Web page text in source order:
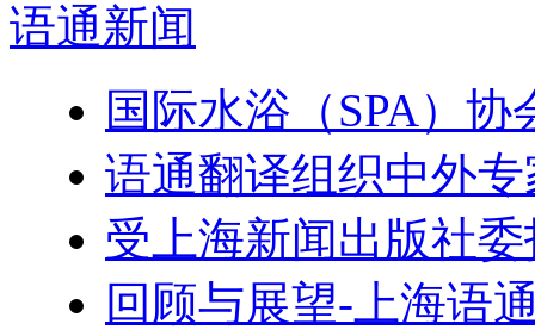
语通新闻
国际水浴（SPA）
语通翻译组织中外
受上海新闻出版社
回顾与展望-上海语